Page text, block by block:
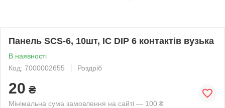
Панель SCS-6, 10шт, IC DIP 6 контактів вузька
В наявності
Код: 7000002655
Роздріб
20 ₴
Мінімальна сума замовлення на сайті — 100 ₴